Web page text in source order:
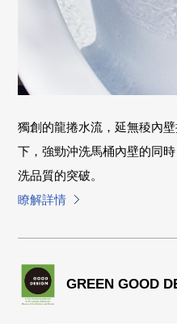
獨創的龍捲水流，延無稜內
下，強勁沖洗馬桶內壁的同
洗品質的突破。
瞭解詳情
GREEN GOOD